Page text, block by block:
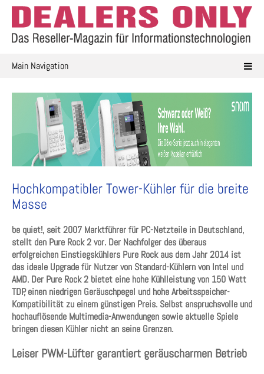
Skip
content
Main Navigation
Hochkompatibler Tower-Kühler für die breite
Masse
be quiet!, seit 2007 Marktführer für PC-Netzteile in Deutschland,
stellt den Pure Rock 2 vor. Der Nachfolger des überaus
erfolgreichen Einstiegskühlers Pure Rock aus dem Jahr 2014 ist
das ideale Upgrade für Nutzer von Standard-Kühlern von Intel und
AMD. Der Pure Rock 2 bietet eine hohe Kühlleistung von 150 Watt
TDP, einen niedrigen Geräuschpegel und hohe Arbeitsspeicher-
Kompatibilität zu einem günstigen Preis. Selbst anspruchsvolle und
hochauflösende Multimedia-Anwendungen sowie aktuelle Spiele
bringen diesen Kühler nicht an seine Grenzen.
Leiser PWM-Lüfter garantiert geräuscharmen Betrieb